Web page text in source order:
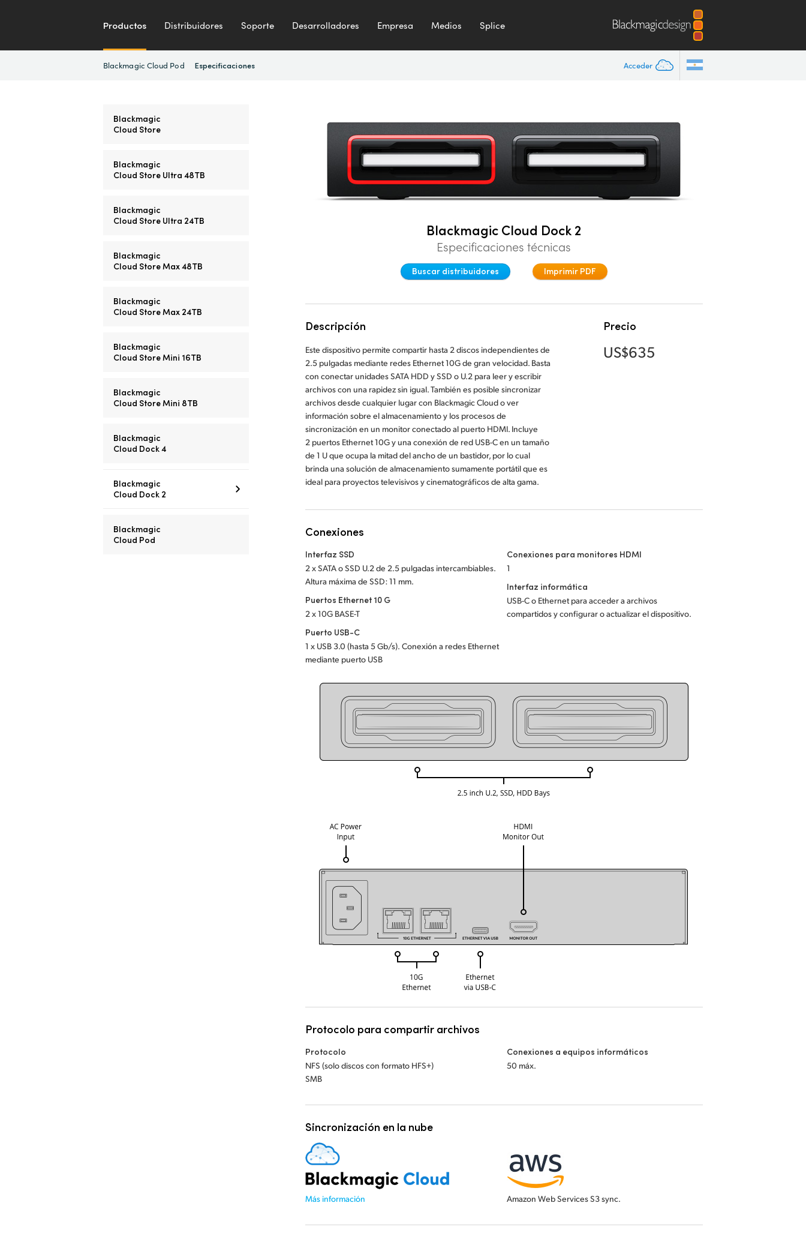
Productos Distribuidores Soporte Desarrolladores Empresa Medios Splice
Acceder
Blackmagic Cloud Pod Especificaciones
Blackmagic
Cloud Store
Blackmagic
Cloud Store Ultra 48TB
Blackmagic
Cloud Store Ultra 24TB
Blackmagic
Cloud Store Max 48TB
Blackmagic
Cloud Store Max 24TB
Blackmagic
Cloud Store Mini 16TB
Blackmagic
Cloud Store Mini 8TB
Blackmagic
Cloud Dock 4
Blackmagic
Cloud Dock 2
Blackmagic
Cloud Pod
Blackmagic Cloud Dock 2
Especificaciones técnicas
Buscar distribuidores Imprimir PDF
Descripción
Este dispositivo permite compartir hasta 2 discos independientes de
2.5 pulgadas mediante redes Ethernet 10G de gran velocidad. Basta
con conectar unidades SATA HDD y SSD o U.2 para leer y escribir
archivos con una rapidez sin igual. También es posible sincronizar
archivos desde cualquier lugar con Blackmagic Cloud o ver
información sobre el almacenamiento y los procesos de
sincronización en un monitor conectado al puerto HDMI. Incluye
2 puertos Ethernet 10G y una conexión de red USB-C en un tamaño
de 1 U que ocupa la mitad del ancho de un bastidor, por lo cual
brinda una solución de almacenamiento sumamente portátil que es
ideal para proyectos televisivos y cinematográficos de alta gama.
Precio
US$635
Conexiones
Interfaz SSD
2 x SATA o SSD U.2 de 2.5 pulgadas intercambiables.
Altura máxima de SSD: 11 mm.
Puertos Ethernet 10 G
2 x 10G BASE-T
Puerto USB-C
1 x USB 3.0 (hasta 5 Gb/s). Conexión a redes Ethernet
mediante puerto USB
Conexiones para monitores HDMI
1
Interfaz informática
USB-C o Ethernet para acceder a archivos
compartidos y configurar o actualizar el dispositivo.
Protocolo para compartir archivos
Protocolo
NFS (solo discos con formato HFS+)
SMB
Conexiones a equipos informáticos
50 máx.
Sincronización en la nube
Más información Amazon Web Services S3 sync.